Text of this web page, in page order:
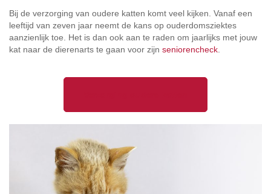
Bij de verzorging van oudere katten komt veel kijken. Vanaf een
leeftijd van zeven jaar neemt de kans op ouderdomsziektes
aanzienlijk toe. Het is dan ook aan te raden om jaarlijks met jouw
kat naar de dierenarts te gaan voor zijn seniorencheck